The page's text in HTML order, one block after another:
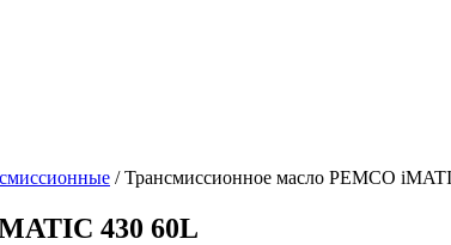
/Трансмиссионное масло PEMCO
430 60L